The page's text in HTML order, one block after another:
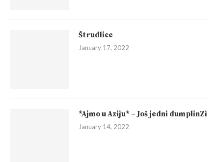
Štrudlice
January 17, 2022
*Ajmo u Aziju* – Još jedni dumplinZi
January 14, 2022